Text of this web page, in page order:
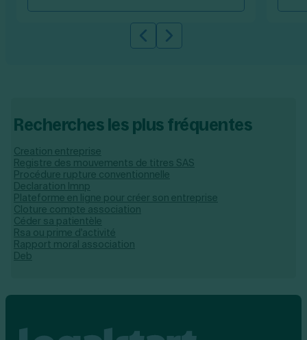
Slide précédente
Slide suivante
Recherches les plus fréquentes
Creation entreprise
Registre des mouvements de titres SAS
Procédure rupture conventionnelle
Declaration lmnp
Plateforme en ligne pour créer son entreprise
Cloture compte association
Céder sa patientèle
Rsa ou prime d'activité
Rapport moral association
Deb